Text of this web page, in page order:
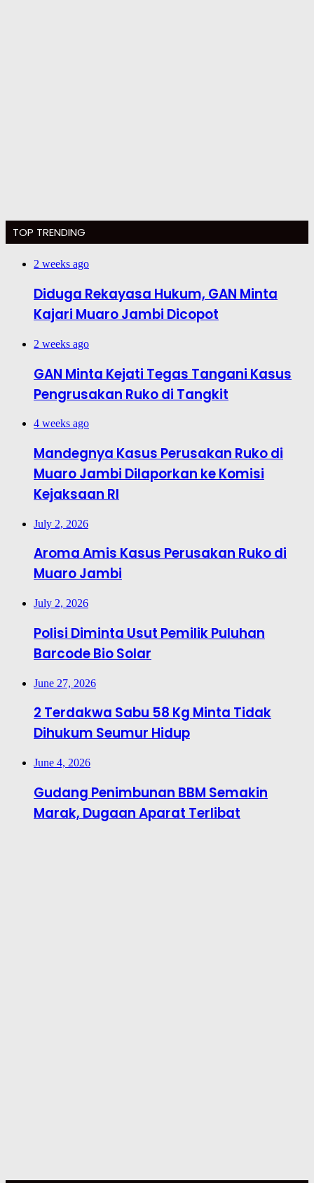
TOP TRENDING
2 weeks ago
Diduga Rekayasa Hukum, GAN Minta
Kajari Muaro Jambi Dicopot
2 weeks ago
GAN Minta Kejati Tegas Tangani Kasus
Pengrusakan Ruko di Tangkit
4 weeks ago
Mandegnya Kasus Perusakan Ruko di
Muaro Jambi Dilaporkan ke Komisi
Kejaksaan RI
July 2, 2026
Aroma Amis Kasus Perusakan Ruko di
Muaro Jambi
July 2, 2026
Polisi Diminta Usut Pemilik Puluhan
Barcode Bio Solar
June 27, 2026
2 Terdakwa Sabu 58 Kg Minta Tidak
Dihukum Seumur Hidup
June 4, 2026
Gudang Penimbunan BBM Semakin
Marak, Dugaan Aparat Terlibat